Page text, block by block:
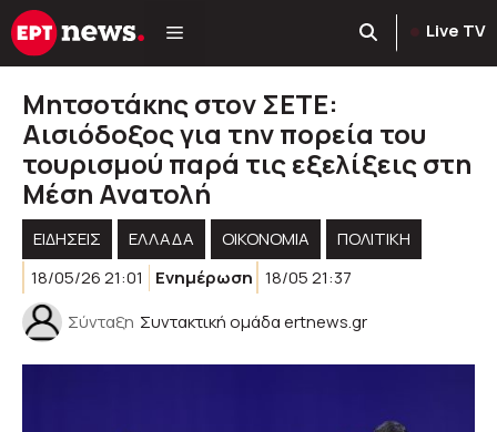
Μετάβαση
σε
Live TV
Μητσοτάκης στον ΣΕΤΕ:
Αισιόδοξος για την πορεία του
τουρισμού παρά τις εξελίξεις στη
Μέση Ανατολή
ΕΙΔΗΣΕΙΣ ΕΛΛΑΔΑ ΟΙΚΟΝΟΜΙΑ
ΠΟΛΙΤΙΚΉ
18/05/26 21:01
Ενημέρωση 18/05 21:37
Σύνταξη Συντακτική ομάδα ertnews.gr